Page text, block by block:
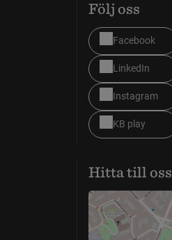
Följ oss
Facebook
LinkedIn
Instagram
KB play
Hitta till oss